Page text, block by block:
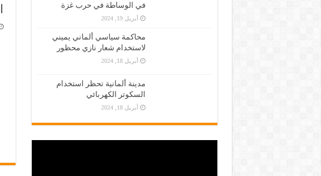
في الوساطة في حرب غزة
أبريل 19, 2024
محاكمة سياسي ألماني يميني
لاستخدام شعار نازي محظور
أبريل 18, 2024
مدينة ألمانية تحظر استخدام
السكوتر الكهربائي
أبريل 18, 2024